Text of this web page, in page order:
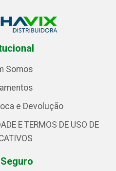
Somos
e Devolução
E TERMOS DE USO DE